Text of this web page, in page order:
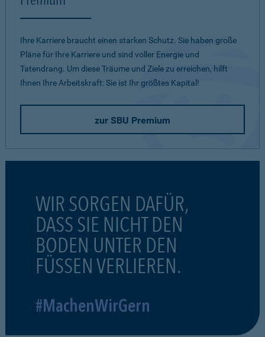
Ihre Karriere braucht einen starken Schutz. Sie haben große
Pläne für Ihre Karriere und sind voller Energie und
Tatendrang. Um diese Träume und Ziele zu erreichen, hilft
Ihnen Ihre Arbeitskraft: Sie ist Ihr größtes Kapital!
zur SBU Premium
WIR SORGEN DAFÜR,
DASS SIE NICHT DEN
BODEN UNTER DEN
FÜSSEN VERLIEREN.
#MachenWirGern